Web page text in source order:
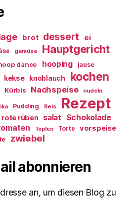
brot dessert ei
gemüse Hauptgericht
dance hooping jause
kekse knoblauch kochen
Kürbis Nachspeise nudeln
Pudding Reis Rezept
rote rüben salat Schokolade
Topfen Torte vorspeise
zwiebel
abonnieren
an, um diesen Blog zu